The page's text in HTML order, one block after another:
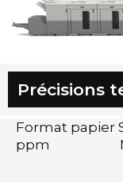
Précisions
Format
ppm